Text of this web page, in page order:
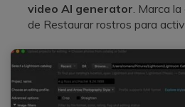
video AI generator . Marca
de Restaurar rostros para